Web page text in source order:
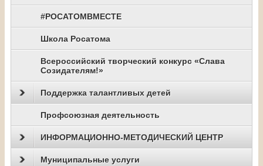
#РОСАТОМВМЕСТЕ
Школа Росатома
Всероссийский творческий конкурс «Слава
Созидателям!»
Поддержка талантливых детей
Профсоюзная деятельность
ИНФОРМАЦИОННО-МЕТОДИЧЕСКИЙ ЦЕНТР
Муниципальные услуги